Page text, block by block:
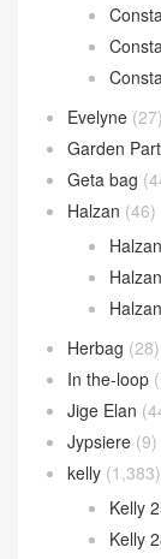
Evelyne (27)
Garden
Geta bag
Halzan (46)
Herbag (28)
In the-loop
Jige Elan
Jypsiere (9)
kelly (1,383)
Kelly
Kelly